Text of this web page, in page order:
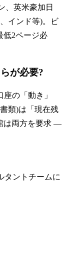
、英米豪加日
インド等)。ビ
低2ページ必
が必要?
座の「動き」
類)は「現在残
は両方を要求 —
タントチームに